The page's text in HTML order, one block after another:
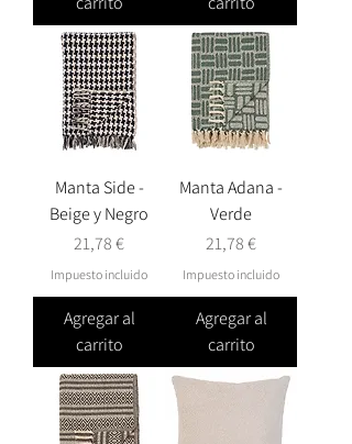
Manta Side -
Beige y Negro
Precio
21,78 €
Impuesto incluido
Agregar al
carrito
Manta Adana -
Verde
Precio
21,78 €
Impuesto incluido
Agregar al
carrito